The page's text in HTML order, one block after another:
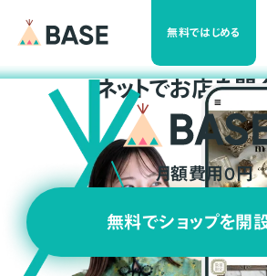
無料ではじめる
ネットでお店を開
月額費用0円
無料でショップを開